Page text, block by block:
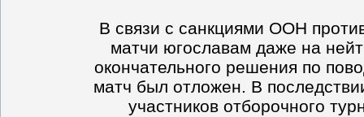
В связи с санкциями ООН
матчи югославам даже на
окончательного решения по
матч был отложен. В
участников отборочного